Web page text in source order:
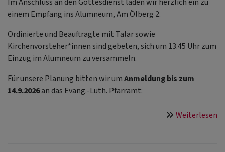
einem Empfang ins Alumneum, Am Ölberg 2.
Ordinierte und Beauftragte mit Talar sowie
Kirchenvorsteher*innen sind gebeten, sich um 13.45 Uhr zum
Einzug im Alumneum zu versammeln.
Für unsere Planung bitten wir umAnmeldung bis zum
14.9.2026an das Evang.-Luth. Pfarramt:
Weiterlesen